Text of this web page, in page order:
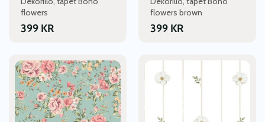
flowers
399 KR
flowers brown
399 KR